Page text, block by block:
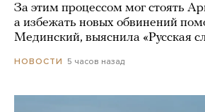
За этим процессом мог стоять
а избежать новых обвинений
Мединский, выяснила «Русская
НОВОСТИ 5 часов назад